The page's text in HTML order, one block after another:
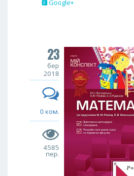
Google+
23
бер
2018
0 ком.
4585
пер.